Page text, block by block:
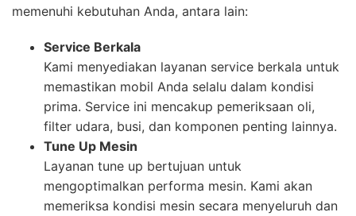
memenuhi kebutuhan Anda, antara lain:
Service Berkala
Kami menyediakan layanan service berkala untuk
memastikan mobil Anda selalu dalam kondisi
prima. Service ini mencakup pemeriksaan oli,
filter udara, busi, dan komponen penting lainnya.
Tune Up Mesin
Layanan tune up bertujuan untuk
mengoptimalkan performa mesin. Kami akan
memeriksa kondisi mesin secara menyeluruh dan